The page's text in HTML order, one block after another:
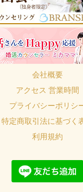
会社概要
アクセス 営業時間
プライバシーポリシ
特定商取引法に基づく
利用規約